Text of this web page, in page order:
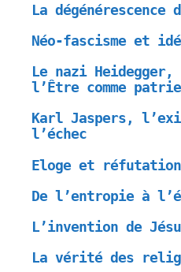
La dégénérescence
Néo-fascisme et
Le nazi
l’Être comme patrie
Karl Jaspers,
l’échec
Eloge et réfutation
De l’entropie à
L’invention de
La vérité des